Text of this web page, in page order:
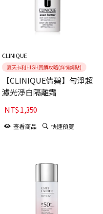
CLINIQUE
夏天卡利HIGH回饋攻略(詳情請點)
【CLINIQUE倩碧】勻淨超
濾光淨白隔離霜
NT$1,350
查看商品 快速預覽